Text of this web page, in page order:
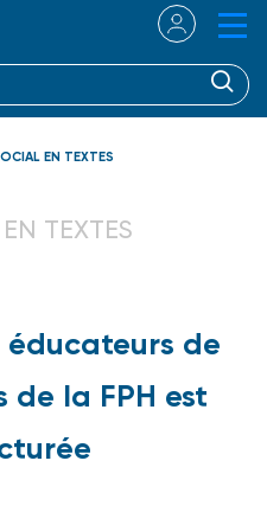
EN TEXTES
TEXTES
éducateurs de
de la FPH est